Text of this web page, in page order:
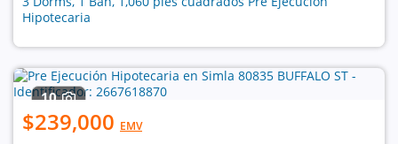
Hipotecaria
10
$239,000 EMV